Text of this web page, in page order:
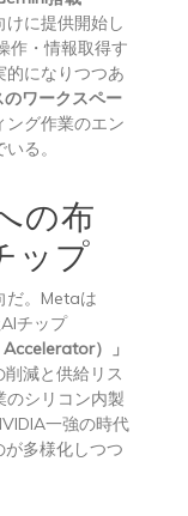
に提供開始し
作・情報取得す
的になりつつあ
ワークスペー
ング作業のエン
る。
の布
ップ
だ。Metaは
チップ
）」
減と供給リス
のシリコン内製
一強の時代
多様化しつつ